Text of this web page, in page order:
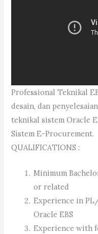
Professional Teknikal
desain, dan
teknikal sistem Oracle
Sistem E-Procurement.
QUALIFICATIONS :
Minimum
or related
Experience in PL/
Oracle EBS
Experience with